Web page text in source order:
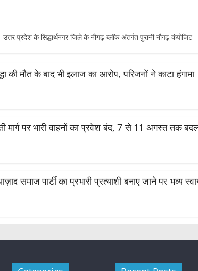
के सिद्धार्थनगर जिले के नौगढ़ ब्लॉक अंतर्गत पुरानी नौगढ़ कंपोजिट
की मौत के बाद भी इलाज का आरोप, परिजनों ने काटा हंगामा
मार्ग पर भारी वाहनों का प्रवेश बंद, 7 से 11 अगस्त तक
समाज पार्टी का प्रभारी प्रत्याशी बनाए जाने पर भव्य